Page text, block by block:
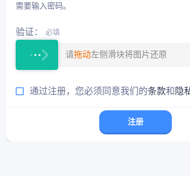
需要输入密码。
验证 必填
请拖动左侧滑块将图片还原
通过注册，您必须同意我们的条款和隐
注册